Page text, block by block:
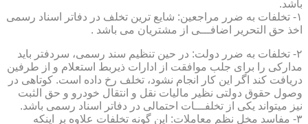
باشد.
۱- تخلفات به ضرر مراجعین: شایع ترین تخلف در دفاتر اسناد رسمی
اخذ حق التحریر اضافـــی از مشتریان می باشد .
۲- تخلفات به ضرر دولت: در حین تنظیم سند رسمی، سردفتر باید
مدارکی را برای جلب موافقت از ادارات ذیربط استعلام و از طرفین
دریافت کند اگر این کار انجام نشود، تخلف رخ داده است. کوتاهی در
وصول حقوق دولتی نظیر مالیات نقل و انتقال خودرو و حق الثبت
نیز میتواند یکی از تخلفـــات احتمالی در دفاتر اسناد رسمی باشد.
۳- مفاسد مخل نظم معاملات: این گونه تخلفات علاوه بر اینکه